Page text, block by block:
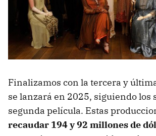
Finalizamos con la tercera y
se lanzará en 2025, siguiendo los
segunda película. Estas
recaudar 194 y 92 millones de